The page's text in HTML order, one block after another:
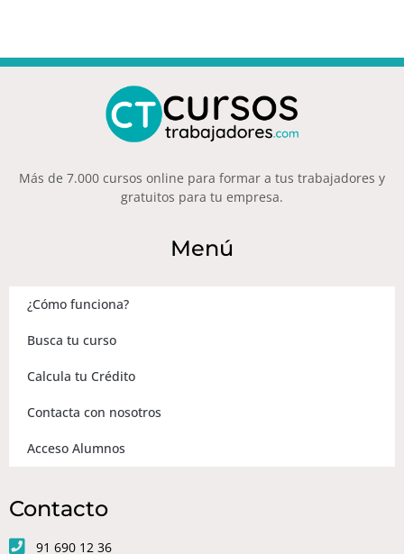
Más de 7.000 cursos online para formar a tus trabajadores y
gratuitos para tu empresa.
Menú
¿Cómo funciona?
Busca tu curso
Calcula tu Crédito
Contacta con nosotros
Acceso Alumnos
Contacto
91 690 12 36